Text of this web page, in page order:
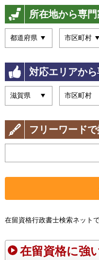
所在地から専
対応エリアか
フリーワード
在留資格行政書士検索ネット
在留資格に強